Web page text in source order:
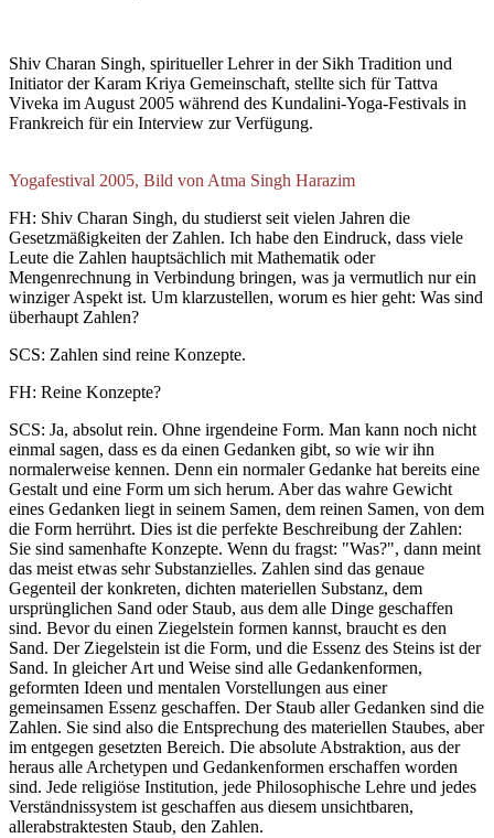
Shiv Charan Singh, spiritueller Lehrer in der Sikh Tradition und
Initiator der Karam Kriya Gemeinschaft, stellte sich für Tattva
Viveka im August 2005 während des Kundalini-Yoga-Festivals in
Frankreich für ein Interview zur Verfügung.
Yogafestival 2005, Bild von Atma Singh Harazim
FH: Shiv Charan Singh, du studierst seit vielen Jahren die
Gesetzmäßigkeiten der Zahlen. Ich habe den Eindruck, dass viele
Leute die Zahlen hauptsächlich mit Mathematik oder
Mengenrechnung in Verbindung bringen, was ja vermutlich nur ein
winziger Aspekt ist. Um klarzustellen, worum es hier geht: Was sind
überhaupt Zahlen?
SCS: Zahlen sind reine Konzepte.
FH: Reine Konzepte?
SCS: Ja, absolut rein. Ohne irgendeine Form. Man kann noch nicht
einmal sagen, dass es da einen Gedanken gibt, so wie wir ihn
normalerweise kennen. Denn ein normaler Gedanke hat bereits eine
Gestalt und eine Form um sich herum. Aber das wahre Gewicht
eines Gedanken liegt in seinem Samen, dem reinen Samen, von dem
die Form herrührt. Dies ist die perfekte Beschreibung der Zahlen:
Sie sind samenhafte Konzepte. Wenn du fragst: "Was?", dann meint
das meist etwas sehr Substanzielles. Zahlen sind das genaue
Gegenteil der konkreten, dichten materiellen Substanz, dem
ursprünglichen Sand oder Staub, aus dem alle Dinge geschaffen
sind. Bevor du einen Ziegelstein formen kannst, braucht es den
Sand. Der Ziegelstein ist die Form, und die Essenz des Steins ist der
Sand. In gleicher Art und Weise sind alle Gedankenformen,
geformten Ideen und mentalen Vorstellungen aus einer
gemeinsamen Essenz geschaffen. Der Staub aller Gedanken sind die
Zahlen. Sie sind also die Entsprechung des materiellen Staubes, aber
im entgegen gesetzten Bereich. Die absolute Abstraktion, aus der
heraus alle Archetypen und Gedankenformen erschaffen worden
sind. Jede religiöse Institution, jede Philosophische Lehre und jedes
Verständnissystem ist geschaffen aus diesem unsichtbaren,
allerabstraktesten Staub, den Zahlen.